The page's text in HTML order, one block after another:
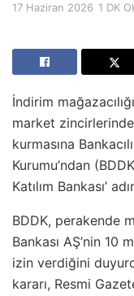
17 Haziran 2026 1 DK
İndirim
market
kurmasına
Kurumu’ndan
Katılım Bankası’
BDDK, perakende
Bankası AŞ’nin 10
izin verdiğini
kararı, Resmi